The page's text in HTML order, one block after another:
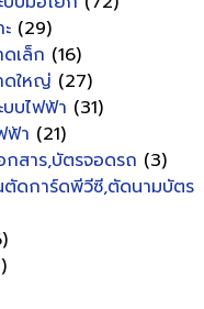
(29)
ดเล็ก (16)
ดใหญ่ (27)
บบไฟฟ้า (31)
ฟ้า (21)
กสาร,บัตรจอดรถ (3)
ตัดการ์ดพีวีซี,ตัดนามบัตร